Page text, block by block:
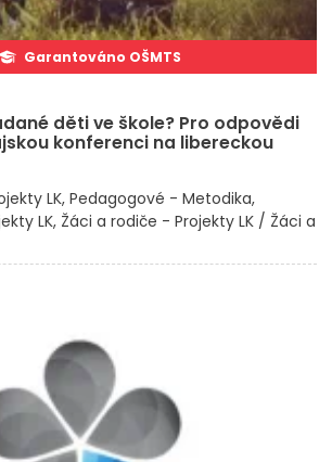
Garantováno OŠMTS
děti ve škole? Pro odpovědi
konferenci na libereckou
LK Pedagogové - Metodika
LK Žáci a rodiče - Projekty LK / Žáci a